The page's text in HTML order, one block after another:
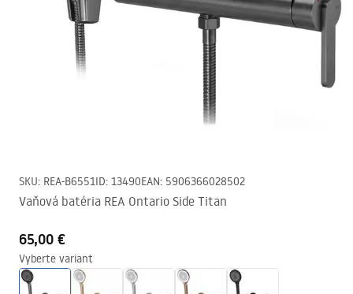
SKU: REA-B6551ID: 13490EAN: 5906366028502
Vaňová batéria REA Ontario Side Titan
65,00 €
Vyberte variant